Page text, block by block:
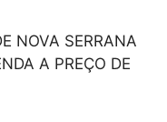
NOVA SERRANA
A PREÇO DE